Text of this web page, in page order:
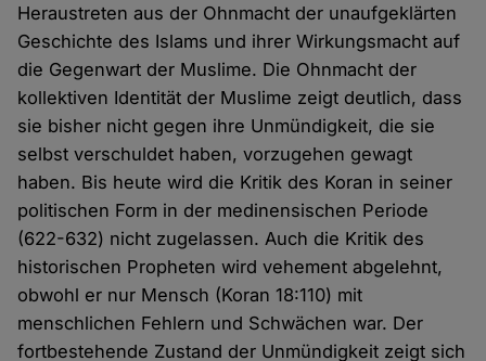
Heraustreten aus der Ohnmacht der unaufgeklärten
Geschichte des Islams und ihrer Wirkungsmacht auf
die Gegenwart der Muslime. Die Ohnmacht der
kollektiven Identität der Muslime zeigt deutlich, dass
sie bisher nicht gegen ihre Unmündigkeit, die sie
selbst verschuldet haben, vorzugehen gewagt
haben. Bis heute wird die Kritik des Koran in seiner
politischen Form in der medinensischen Periode
(622-632) nicht zugelassen. Auch die Kritik des
historischen Propheten wird vehement abgelehnt,
obwohl er nur Mensch (Koran 18:110) mit
menschlichen Fehlern und Schwächen war. Der
fortbestehende Zustand der Unmündigkeit zeigt sich